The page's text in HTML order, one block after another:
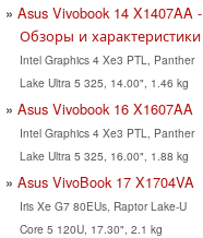
Asus Vivobook 14 X1407AA -
Обзоры и характеристики
Intel Graphics 4 Xe3 PTL, Panther
Lake Ultra 5 325, 14.00", 1.46 kg
Asus Vivobook 16 X1607AA
Intel Graphics 4 Xe3 PTL, Panther
Lake Ultra 5 325, 16.00", 1.88 kg
Asus VivoBook 17 X1704VA
Iris Xe G7 80EUs, Raptor Lake-U
Core 5 120U, 17.30", 2.1 kg